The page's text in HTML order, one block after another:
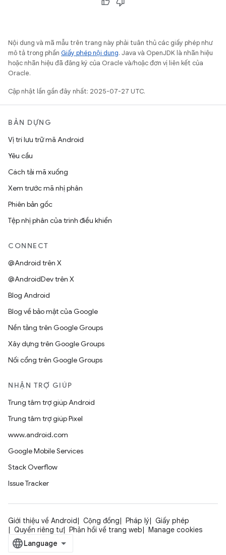
Nội dung và mã mẫu trên trang này phải tuân thủ các giấy phép như
mô tả trong phần Giấy phép nội dung. Java và OpenJDK là nhãn hiệu
hoặc nhãn hiệu đã đăng ký của Oracle và/hoặc đơn vị liên kết của
Oracle.
Cập nhật lần gần đây nhất: 2025-07-27 UTC.
BẢN DỰNG
Vị trí lưu trữ mã Android
Yêu cầu
Cách tải mã xuống
Xem trước mã nhị phân
Phiên bản gốc
Tệp nhị phân của trình điều khiển
CONNECT
@Android trên X
@AndroidDev trên X
Blog Android
Blog về bảo mật của Google
Nền tảng trên Google Groups
Xây dựng trên Google Groups
Nối cổng trên Google Groups
NHẬN TRỢ GIÚP
Trung tâm trợ giúp Android
Trung tâm trợ giúp Pixel
www.android.com
Google Mobile Services
Stack Overflow
Issue Tracker
Giới thiệu về Android Cộng đồng Pháp lý
Giấy phép
Quyền riêng tư
Phản hồi về trang web Manage cookies